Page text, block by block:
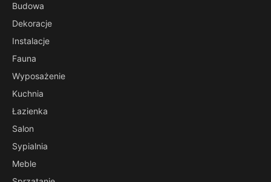
Budowa
Dekoracje
Instalacje
Fauna
Wyposażenie
Kuchnia
Łazienka
Salon
Sypialnia
Meble